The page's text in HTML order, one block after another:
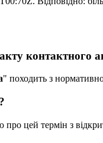
контактного
" походить з
цей термін з